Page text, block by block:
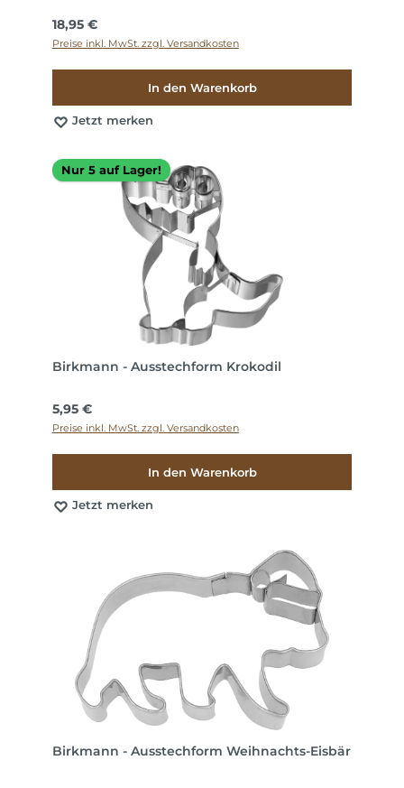
Regulärer Preis:
18,95 €
Preise inkl. MwSt. zzgl. Versandkosten
In den Warenkorb
Jetzt merken
Nur 5 auf Lager!
Birkmann - Ausstechform Krokodil
Regulärer Preis:
5,95 €
Preise inkl. MwSt. zzgl. Versandkosten
In den Warenkorb
Jetzt merken
Birkmann - Ausstechform Weihnachts-Eisbär